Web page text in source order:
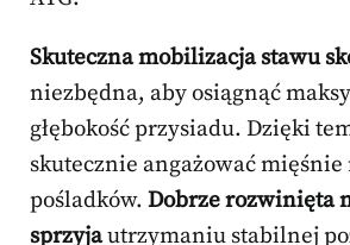
Skuteczna mobilizacja stawu
niezbędna, aby osiągnąć
głębokość przysiadu. Dzięki
skutecznie angażować mięśnie
pośladków. Dobrze rozwinięta
sprzyjautrzymaniu stabilnej